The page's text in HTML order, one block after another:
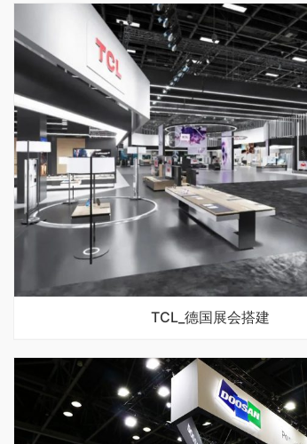
TCL_德国展会搭建